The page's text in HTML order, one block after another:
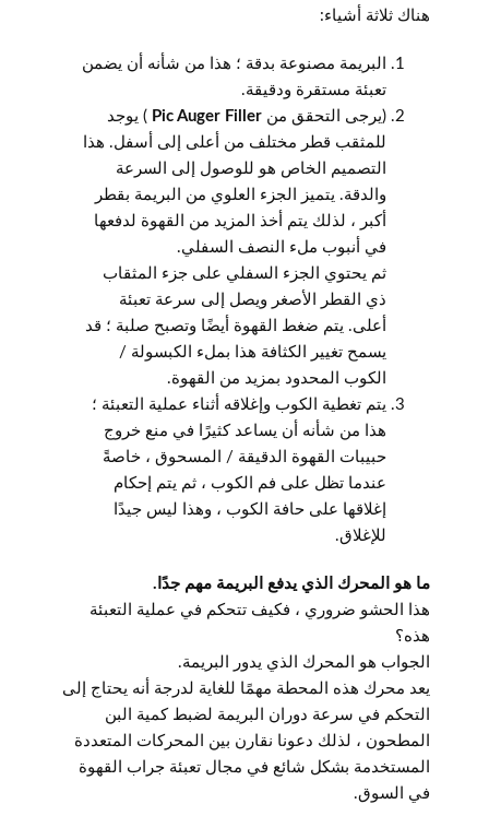
هناك ثلاثة أشياء:
البريمة مصنوعة بدقة ؛ هذا من شأنه أن يضمن
تعبئة مستقرة ودقيقة.
(يرجى التحقق من Pic Auger Filler ) يوجد
للمثقب قطر مختلف من أعلى إلى أسفل. هذا
التصميم الخاص هو للوصول إلى السرعة
والدقة. يتميز الجزء العلوي من البريمة بقطر
أكبر ، لذلك يتم أخذ المزيد من القهوة لدفعها
في أنبوب ملء النصف السفلي.
ثم يحتوي الجزء السفلي على جزء المثقاب
ذي القطر الأصغر ويصل إلى سرعة تعبئة
أعلى. يتم ضغط القهوة أيضًا وتصبح صلبة ؛ قد
يسمح تغيير الكثافة هذا بملء الكبسولة /
الكوب المحدود بمزيد من القهوة.
يتم تغطية الكوب وإغلاقه أثناء عملية التعبئة ؛
هذا من شأنه أن يساعد كثيرًا في منع خروج
حبيبات القهوة الدقيقة / المسحوق ، خاصةً
عندما تظل على فم الكوب ، ثم يتم إحكام
إغلاقها على حافة الكوب ، وهذا ليس جيدًا
للإغلاق.
ما هو المحرك الذي يدفع البريمة مهم جدًا.
هذا الحشو ضروري ، فكيف تتحكم في عملية التعبئة
هذه؟
الجواب هو المحرك الذي يدور البريمة.
يعد محرك هذه المحطة مهمًا للغاية لدرجة أنه يحتاج إلى
التحكم في سرعة دوران البريمة لضبط كمية البن
المطحون ، لذلك دعونا نقارن بين المحركات المتعددة
المستخدمة بشكل شائع في مجال تعبئة جراب القهوة
في السوق.